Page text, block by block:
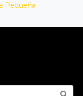
Pequeña